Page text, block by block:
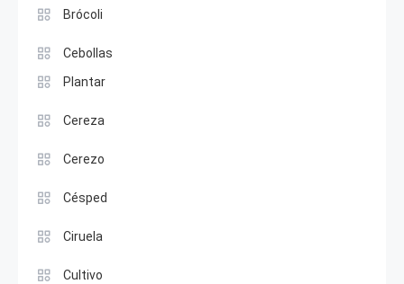
Brócoli
Cebollas
Plantar
Cereza
Cerezo
Césped
Ciruela
Cultivo